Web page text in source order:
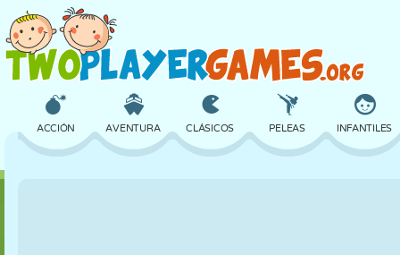
ACCIÓN AVENTURA CLÁSICOS PELEAS INFANTILES